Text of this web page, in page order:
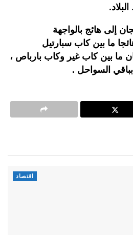
إلى هائج بالواجهة
ما بين كاب سبارتيل
ما بين كاب غير وكاب بارباص ،
السواحل .
اقتصاد